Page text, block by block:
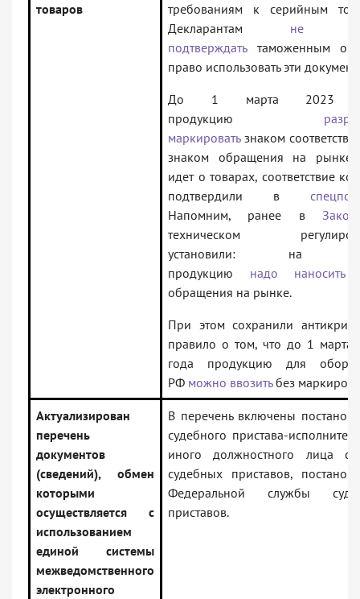
товаров
требованиям к серийным
Декларантам не
подтверждатьтаможенным
право использовать эти
До 1 марта 2023
продукцию
маркироватьзнаком
знаком обращения на рынке.
идет о товарах, соответствие
подтвердили в
Напомним, ранее в
техническом
установили: на
продукцию надо наносить
обращения на рынке.
При этом сохранили
правило о том, что до 1 марта
года продукцию для
РФ можно ввозитьбез
Актуализирован
перечень
документов
(сведений), обмен
которыми
осуществляется с
использованием
единой системы
межведомственного
электронного
В перечень включены
судебного пристава-
иного должностного лица
судебных приставов,
Федеральной службы
приставов.